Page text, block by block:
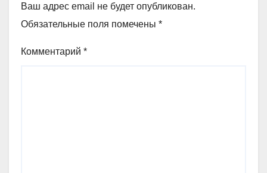
Ваш адрес email не будет опубликован.
Обязательные поля помечены *
Комментарий *